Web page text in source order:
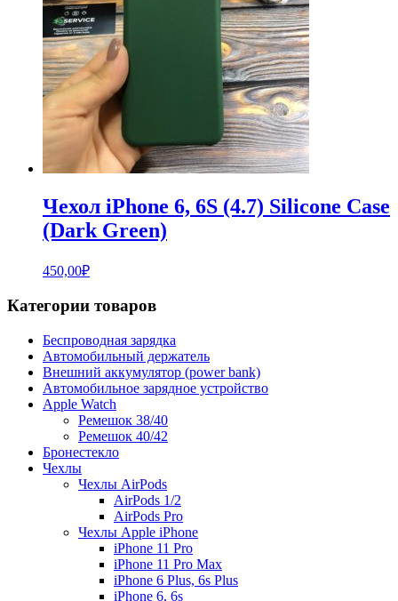
Чехол iPhone 6, 6S (4.7) Silicone Case
(Dark Green)
450,00₽
Категории товаров
Беспроводная зарядка
Автомобильный держатель
Внешний аккумулятор (power bank)
Автомобильное зарядное устройство
Apple Watch
Ремешок 38/40
Ремешок 40/42
Бронестекло
Чехлы
Чехлы AirPods
AirPods 1/2
AirPods Pro
Чехлы Apple iPhone
iPhone 11 Pro
iPhone 11 Pro Max
iPhone 6 Plus, 6s Plus
iPhone 6, 6s